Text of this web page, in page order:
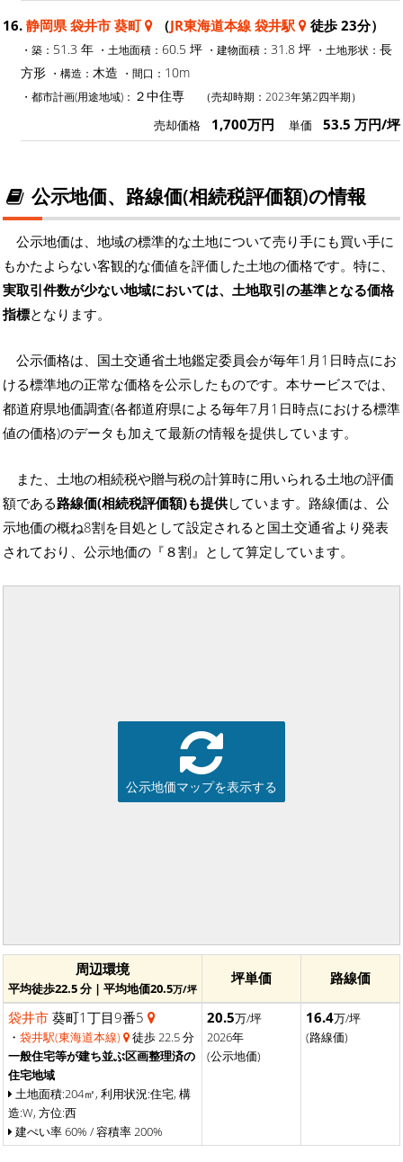
16. 静岡県 袋井市 葵町 （JR東海道本線 袋井駅 徒歩 23分）
・築： 51.3 年 ・土地面積： 60.5 坪 ・建物面積： 31.8 坪 ・土地形状： 長
方形 ・構造： 木造 ・間口： 10m
・都市計画(用途地域)： ２中住専 （売却時期：2023年第2四半期）
売却価格 1,700万円 単価 53.5 万円/坪
公示地価、路線価(相続税評価額)の情報
公示地価は、地域の標準的な土地について売り手にも買い手に
もかたよらない客観的な価値を評価した土地の価格です。特に、
実取引件数が少ない地域においては、土地取引の基準となる価格
指標となります。
公示価格は、国土交通省土地鑑定委員会が毎年1月1日時点にお
ける標準地の正常な価格を公示したものです。本サービスでは、
都道府県地価調査(各都道府県による毎年7月1日時点における標準
値の価格)のデータも加えて最新の情報を提供しています。
また、土地の相続税や贈与税の計算時に用いられる土地の評価
額である路線価(相続税評価額)も提供しています。路線価は、公
示地価の概ね8割を目処として設定されると国土交通省より発表
されており、公示地価の『８割』として算定しています。
公示地価マップを表示する
周辺環境
平均徒歩22.5 分 | 平均地価20.5万/坪
坪単価 路線価
袋井市 葵町1丁目9番5
・ 袋井駅(東海道本線)
徒歩 22.5 分
一般住宅等が建ち並ぶ区画整理済の
住宅地域
土地面積:204㎡, 利用状況:住宅, 構
造:W, 方位:西
建ぺい率 60% / 容積率 200%
20.5万/坪
2026年
(公示地価)
16.4万/坪
(路線価)